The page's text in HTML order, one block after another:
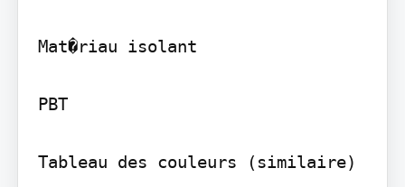
Mat�riau isolant
PBT
Tableau des couleurs (similaire)